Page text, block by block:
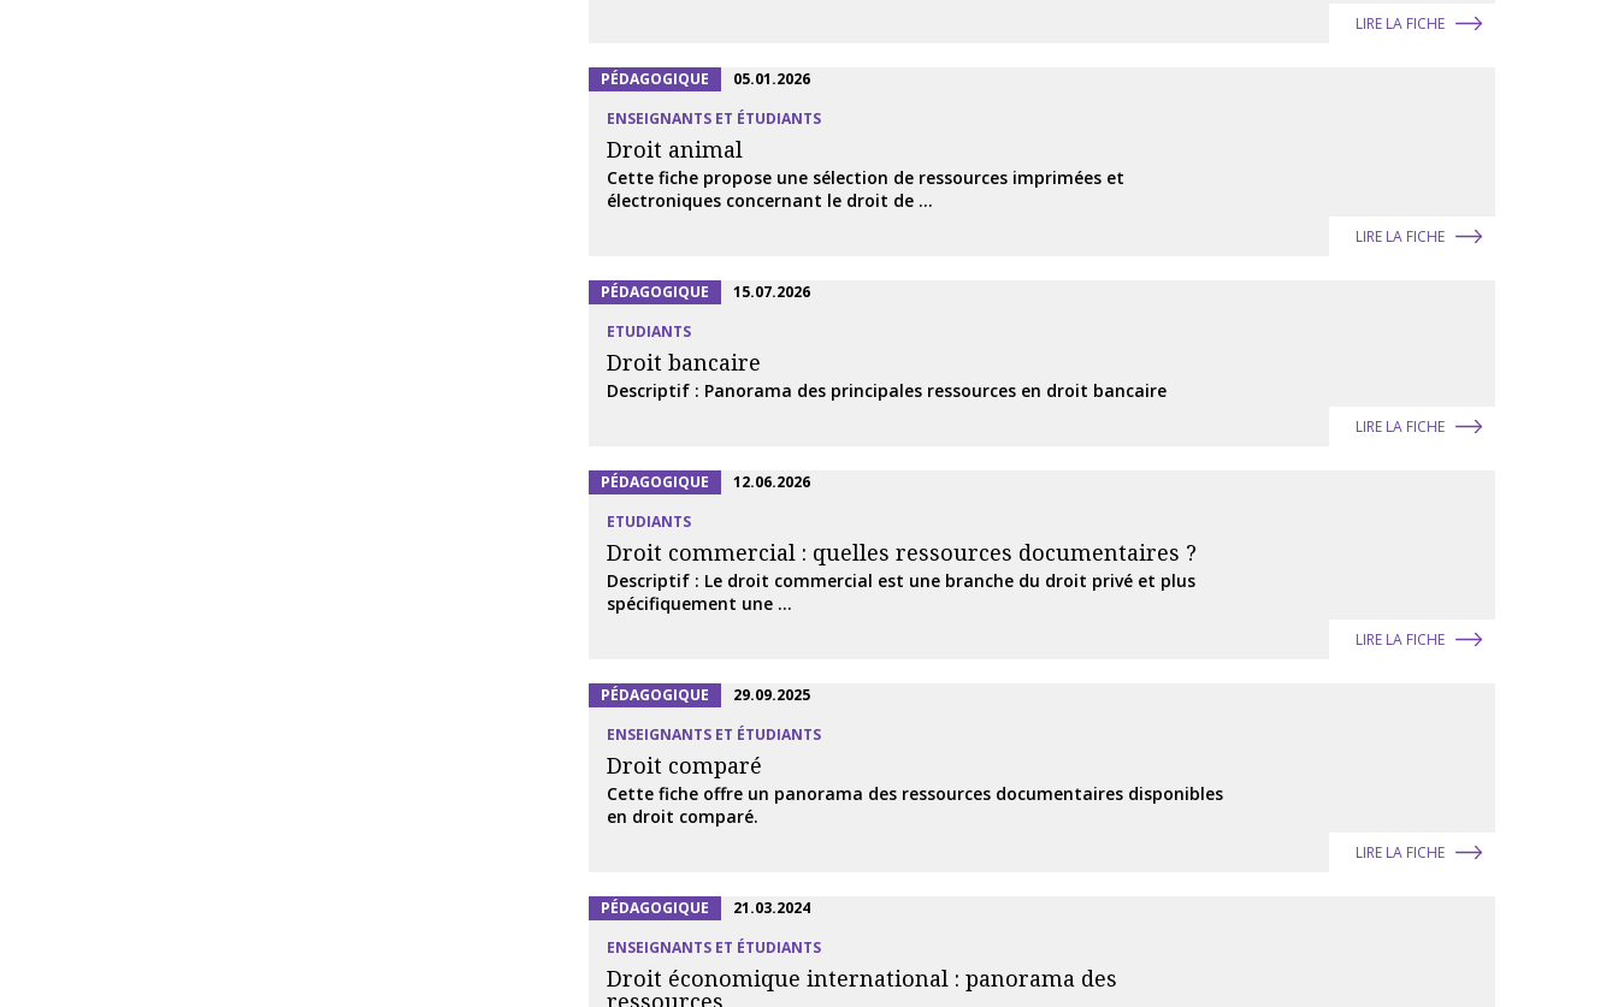
LIRE LA FICHE
PÉDAGOGIQUE
05.01.2026
ENSEIGNANTS ET ÉTUDIANTS
Droit animal
Cette fiche propose une sélection de ressources imprimées et
électroniques concernant le droit de ...
LIRE LA FICHE
PÉDAGOGIQUE
15.07.2026
ETUDIANTS
Droit bancaire
Descriptif : Panorama des principales ressources en droit bancaire
LIRE LA FICHE
PÉDAGOGIQUE
12.06.2026
ETUDIANTS
Droit commercial : quelles ressources documentaires ?
Descriptif : Le droit commercial est une branche du droit privé et plus
spécifiquement une ...
LIRE LA FICHE
PÉDAGOGIQUE
29.09.2025
ENSEIGNANTS ET ÉTUDIANTS
Droit comparé
Cette fiche offre un panorama des ressources documentaires disponibles
en droit comparé.
LIRE LA FICHE
PÉDAGOGIQUE
21.03.2024
ENSEIGNANTS ET ÉTUDIANTS
Droit économique international : panorama des
ressources